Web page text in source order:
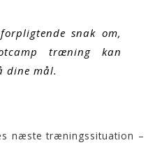
snak om,
træning kan
dine mål.
næste træningssituation –